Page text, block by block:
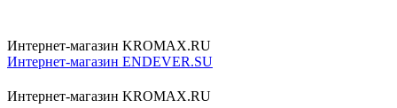
Интернет-магазин KROMAX.RU
Интернет-магазин ENDEVER.SU
Интернет-магазин KROMAX.RU